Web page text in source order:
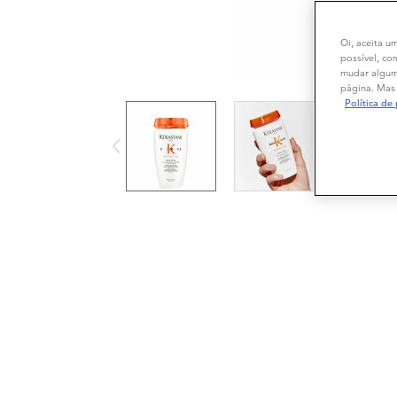
Oi, aceita
possível,
mudar
página.
Política de